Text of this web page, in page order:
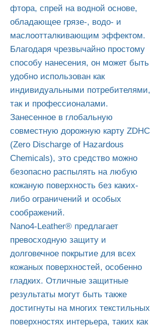
фтора, спрей на водной основе,
обладающее грязе-, водо- и
маслоотталкивающим эффектом.
Благодаря чрезвычайно простому
способу нанесения, он может быть
удобно использован как
индивидуальными потребителями,
так и профессионалами.
Занесенное в глобальную
совместную дорожную карту ZDHC
(Zero Discharge of Hazardous
Chemicals), это средство можно
безопасно распылять на любую
кожаную поверхность без каких-
либо ограничений и особых
соображений.
Nano4-Leather® предлагает
превосходную защиту и
долговечное покрытие для всех
кожаных поверхностей, особенно
гладких. Отличные защитные
результаты могут быть также
достигнуты на многих текстильных
поверхностях интерьера, таких как